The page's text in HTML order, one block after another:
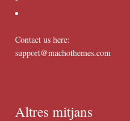
Contact us here:
support@machothemes.com
Altres mitjans